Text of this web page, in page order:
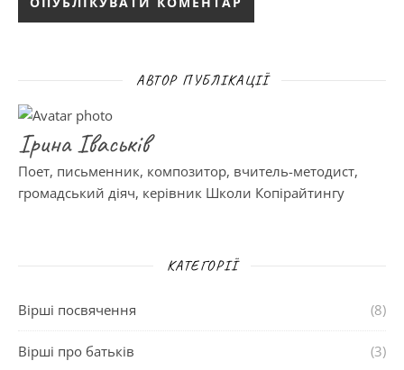
АВТОР ПУБЛІКАЦІЇ
Ірина Іваськів
Поет, письменник, композитор, вчитель-методист,
громадський діяч, керівник Школи Копірайтингу
КАТЕГОРІЇ
Вірші посвячення (8)
Вірші про батьків (3)